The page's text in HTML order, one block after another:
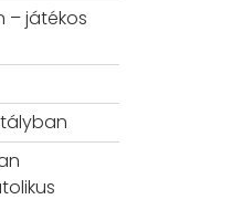
játékos